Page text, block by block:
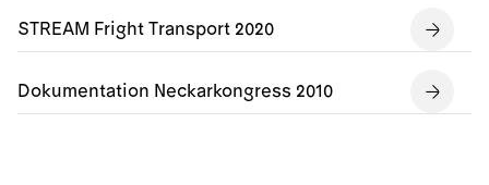
STREAM Fright Transport 2020
Dokumentation Neckarkongress 2010